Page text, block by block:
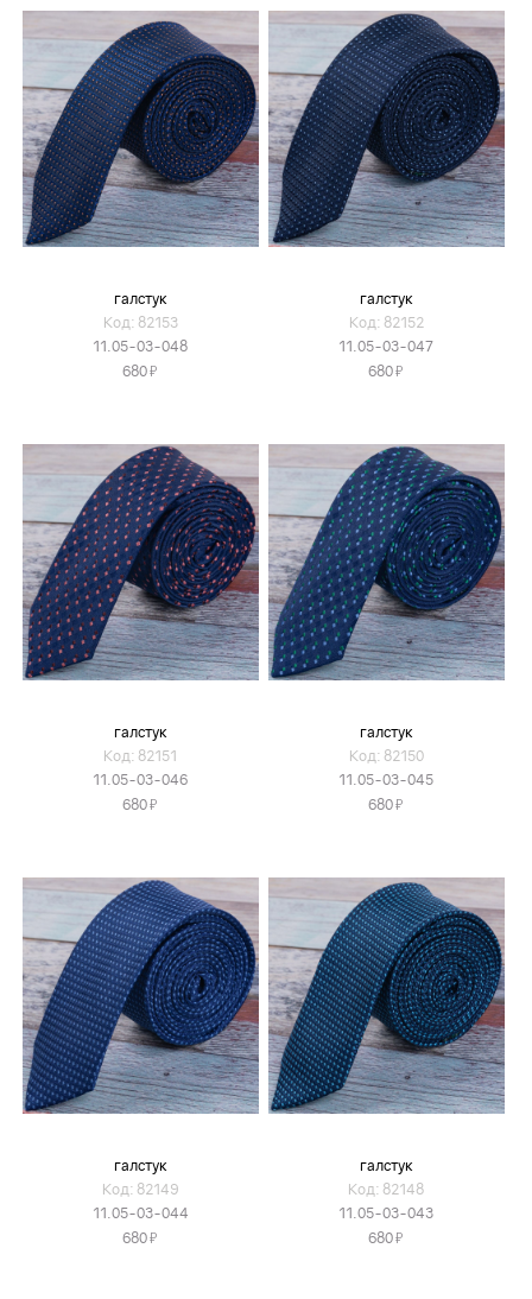
галстук
Код: 82153
11.05-03-048
680Я
галстук
Код: 82152
11.05-03-047
680Я
галстук
Код: 82151
11.05-03-046
680Я
галстук
Код: 82150
11.05-03-045
680Я
галстук
Код: 82149
11.05-03-044
680Я
галстук
Код: 82148
11.05-03-043
680Я